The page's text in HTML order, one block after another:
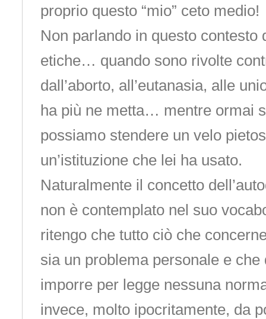
proprio questo “mio” ceto medio!
Non parlando in questo contesto
etiche… quando sono rivolte
dall’aborto, all’eutanasia, alle
ha più ne metta… mentre ormai
possiamo stendere un velo
un’istituzione che lei ha usato.
Naturalmente il concetto
non è contemplato nel suo
ritengo che tutto ciò che
sia un problema personale e che
imporre per legge nessuna
invece, molto ipocritamente, da